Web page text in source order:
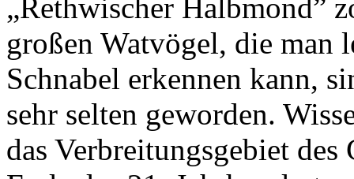
„Rethwischer Halbmond”
großen Watvögel, die man
Schnabel erkennen kann,
sehr selten geworden.
das Verbreitungsgebiet